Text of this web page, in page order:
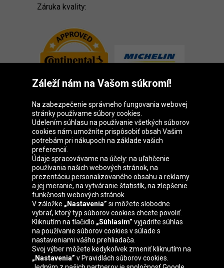
Záruka kvality:
Skupina Oponeo
Belgique
Česká
republika
Deutschland Éire
España France Italia Magyarország
Záleží nám na Vašom súkromí!
Na zabezpečenie správneho fungovania webovej
stránky používame súbory cookies.
Udelením súhlasu na používanie všetkých súborov
cookies nám umožníte prispôsobiť obsah Vašim
potrebám pri nákupoch na základe vašich
preferencií.
Údaje spracovávame na účely: na uľahčenie
používania našich webových stránok, na
prezentáciu personalizovaného obsahu a reklamy
a jej meranie, na vytváranie štatistík, na zlepšenie
funkčnosti webových stránok.
V záložke „Nastavenia” si môžete slobodne
vybrať, ktorý typ súborov cookies chcete povoliť.
Kliknutím na tlačidlo „Súhlasím” vyjadríte súhlas
na používanie súborov cookies v súlade s
nastaveniami vášho prehliadača.
Svoj výber môžete kedykoľvek zmeniť kliknutím na
„Nastavenia” v Pravidlách súborov cookies.